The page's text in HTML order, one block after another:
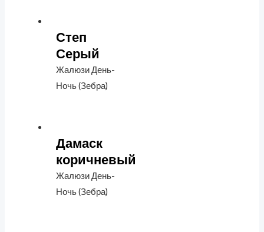
Степ
Серый
Жалюзи День-
Ночь (Зебра)
Дамаск
коричневый
Жалюзи День-
Ночь (Зебра)